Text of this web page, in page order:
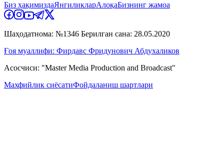
Биз ҳақимиздаЯнгиликларАлоқаБизнинг жамоа
Шаҳодатнома: №1346 Берилган сана: 28.05.2020
Ғоя муаллифи: Фирдавс Фридунович Абдухаликов
Асосчиси: "Master Media Production and Broadcast"
Махфийлик сиёсатиФойдаланиш шартлари